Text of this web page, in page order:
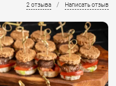
2 отзыва / Написать отзыв